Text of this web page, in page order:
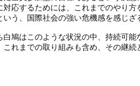
対応するためには、これまでのやり
いう、国際社会の強い危機感を感じざ
鳩はこのような状況の中、持続可能
これまでの取り組みも含め、その継